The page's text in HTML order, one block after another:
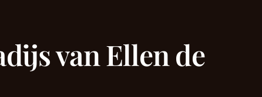
van Ellen de